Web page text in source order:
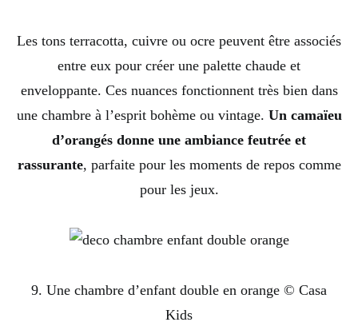
Les tons terracotta, cuivre ou ocre peuvent être associés
entre eux pour créer une palette chaude et
enveloppante. Ces nuances fonctionnent très bien dans
une chambre à l’esprit bohème ou vintage. Un camaïeu
d’orangés donne une ambiance feutrée et
rassurante, parfaite pour les moments de repos comme
pour les jeux.
9. Une chambre d’enfant double en orange © Casa
Kids